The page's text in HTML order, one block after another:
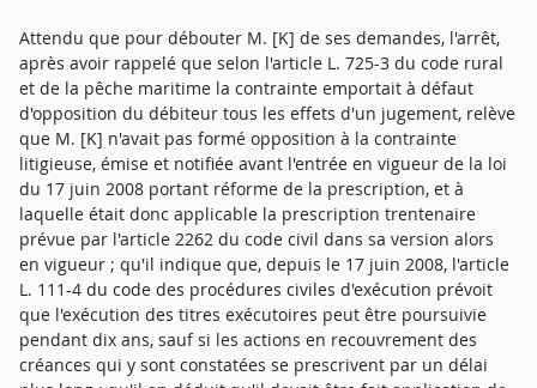
Attendu que pour débouter M. [K] de ses demandes, l'arrêt,
après avoir rappelé que selon l'article L. 725-3 du code rural
et de la pêche maritime la contrainte emportait à défaut
d'opposition du débiteur tous les effets d'un jugement, relève
que M. [K] n'avait pas formé opposition à la contrainte
litigieuse, émise et notifiée avant l'entrée en vigueur de la loi
du 17 juin 2008 portant réforme de la prescription, et à
laquelle était donc applicable la prescription trentenaire
prévue par l'article 2262 du code civil dans sa version alors
en vigueur ; qu'il indique que, depuis le 17 juin 2008, l'article
L. 111-4 du code des procédures civiles d'exécution prévoit
que l'exécution des titres exécutoires peut être poursuivie
pendant dix ans, sauf si les actions en recouvrement des
créances qui y sont constatées se prescrivent par un délai